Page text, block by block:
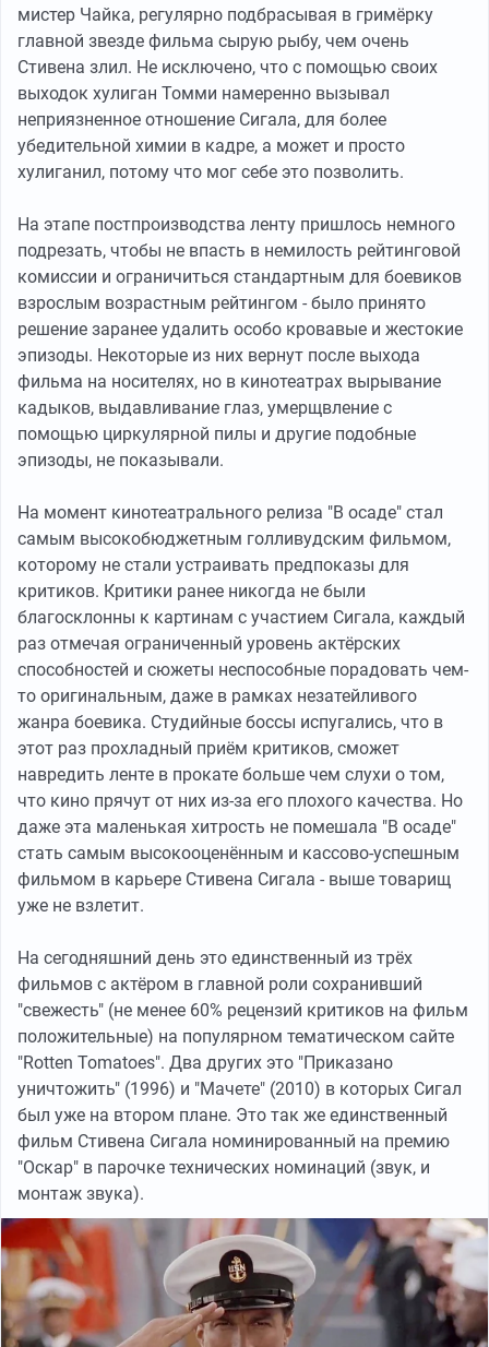
мистер Чайка, регулярно подбрасывая в гримёрку
главной звезде фильма сырую рыбу, чем очень
Стивена злил. Не исключено, что с помощью своих
выходок хулиган Томми намеренно вызывал
неприязненное отношение Сигала, для более
убедительной химии в кадре, а может и просто
хулиганил, потому что мог себе это позволить.
На этапе постпроизводства ленту пришлось немного
подрезать, чтобы не впасть в немилость рейтинговой
комиссии и ограничиться стандартным для боевиков
взрослым возрастным рейтингом - было принято
решение заранее удалить особо кровавые и жестокие
эпизоды. Некоторые из них вернут после выхода
фильма на носителях, но в кинотеатрах вырывание
кадыков, выдавливание глаз, умерщвление с
помощью циркулярной пилы и другие подобные
эпизоды, не показывали.
На момент кинотеатрального релиза "В осаде" стал
самым высокобюджетным голливудским фильмом,
которому не стали устраивать предпоказы для
критиков. Критики ранее никогда не были
благосклонны к картинам с участием Сигала, каждый
раз отмечая ограниченный уровень актёрских
способностей и сюжеты неспособные порадовать чем-
то оригинальным, даже в рамках незатейливого
жанра боевика. Студийные боссы испугались, что в
этот раз прохладный приём критиков, сможет
навредить ленте в прокате больше чем слухи о том,
что кино прячут от них из-за его плохого качества. Но
даже эта маленькая хитрость не помешала "В осаде"
стать самым высокооценённым и кассово-успешным
фильмом в карьере Стивена Сигала - выше товарищ
уже не взлетит.
На сегодняшний день это единственный из трёх
фильмов с актёром в главной роли сохранивший
"свежесть" (не менее 60% рецензий критиков на фильм
положительные) на популярном тематическом сайте
"Rotten Tomatoes". Два других это "Приказано
уничтожить" (1996) и "Мачете" (2010) в которых Сигал
был уже на втором плане. Это так же единственный
фильм Стивена Сигала номинированный на премию
"Оскар" в парочке технических номинаций (звук, и
монтаж звука).